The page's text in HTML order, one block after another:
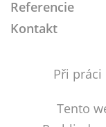
Referencie
Kontakt
Při práci
Tento